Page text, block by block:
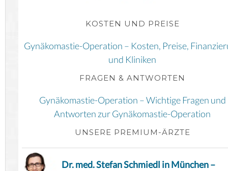
KOSTEN UND PREISE
Gynäkomastie-Operation – Kosten, Preise,
und Kliniken
FRAGEN & ANTWORTEN
Gynäkomastie-Operation – Wichtige Fragen und
Antworten zur Gynäkomastie-Operation
UNSERE PREMIUM-ÄRZTE
Dr. med. Stefan Schmiedl in München –